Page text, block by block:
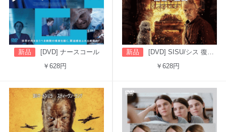
新品
[DVD] ナースコール
￥628円
新品
[DVD] SISU/シス 復讐の血闘（吹替版）
￥628円